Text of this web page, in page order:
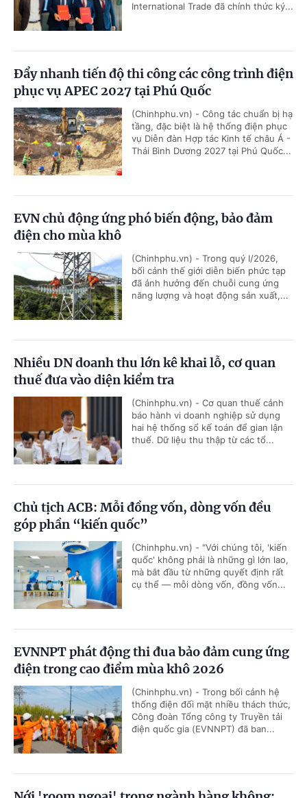
International Trade đã chính thức ký...
Đẩy nhanh tiến độ thi công các công trình điện
phục vụ APEC 2027 tại Phú Quốc
(Chinhphu.vn) - Công tác chuẩn bị hạ
tầng, đặc biệt là hệ thống điện phục
vụ Diễn đàn Hợp tác Kinh tế châu Á -
Thái Bình Dương 2027 tại Phú Quốc...
EVN chủ động ứng phó biến động, bảo đảm
điện cho mùa khô
(Chinhphu.vn) - Trong quý I/2026,
bối cảnh thế giới diễn biến phức tạp
đã ảnh hưởng đến chuỗi cung ứng
năng lượng và hoạt động sản xuất,...
Nhiều DN doanh thu lớn kê khai lỗ, cơ quan
thuế đưa vào diện kiểm tra
(Chinhphu.vn) - Cơ quan thuế cảnh
báo hành vi doanh nghiệp sử dụng
hai hệ thống sổ kế toán để gian lận
thuế. Dữ liệu thu thập từ các tổ...
Chủ tịch ACB: Mỗi đồng vốn, dòng vốn đều
góp phần “kiến quốc”
(Chinhphu.vn) - "Với chúng tôi, 'kiến
quốc' không phải là những gì lớn lao,
mà bắt đầu từ những quyết định rất
cụ thể — mỗi dòng vốn, đồng vốn...
EVNNPT phát động thi đua bảo đảm cung ứng
điện trong cao điểm mùa khô 2026
(Chinhphu.vn) - Trong bối cảnh hệ
thống điện đối mặt nhiều thách thức,
Công đoàn Tổng công ty Truyền tải
điện quốc gia (EVNNPT) đã ban...